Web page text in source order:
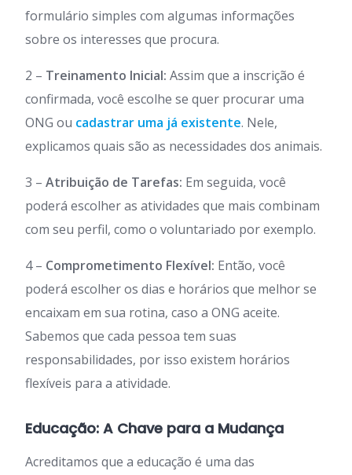
formulário simples com algumas informações
sobre os interesses que procura.
2 – Treinamento Inicial: Assim que a inscrição é
confirmada, você escolhe se quer procurar uma
ONG ou cadastrar uma já existente. Nele,
explicamos quais são as necessidades dos animais.
3 – Atribuição de Tarefas: Em seguida, você
poderá escolher as atividades que mais combinam
com seu perfil, como o voluntariado por exemplo.
4 – Comprometimento Flexível: Então, você
poderá escolher os dias e horários que melhor se
encaixam em sua rotina, caso a ONG aceite.
Sabemos que cada pessoa tem suas
responsabilidades, por isso existem horários
flexíveis para a atividade.
Educação: A Chave para a Mudança
Acreditamos que a educação é uma das